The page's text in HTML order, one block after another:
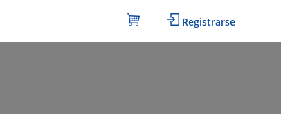
Registrarse